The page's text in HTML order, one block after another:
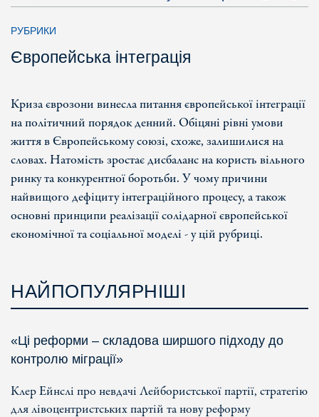
РУБРИКИ
Європейська інтеграція
Криза єврозони винесла питання європейської інтеграції
на політичний порядок денний. Обіцяні рівні умови
життя в Європейському союзі, схоже, залишилися на
словах. Натомість зростає дисбаланс на користь вільного
ринку та конкурентної боротьби. У чому причини
найвищого дефіциту інтеграційного процесу, а також
основні принципи реалізації солідарної європейської
економічної та соціальної моделі - у цій рубриці.
НАЙПОПУЛЯРНІШІ
«Ці реформи – складова ширшого підходу до
контролю міграції»
Клер Ейнслі про невдачі Лейбористської партії, стратегію
для лівоцентристських партій та нову реформу